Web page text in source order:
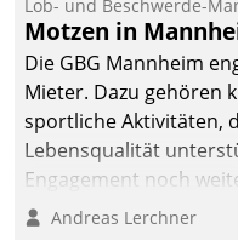
Lob- und Beschwerde-
Motzen in
Die GBG Mannheim
Mieter. Dazu gehören
sportliche Aktivitäten,
Lebensqualität
Engagement noch
von Beschwerden –
Andreas Lerchner